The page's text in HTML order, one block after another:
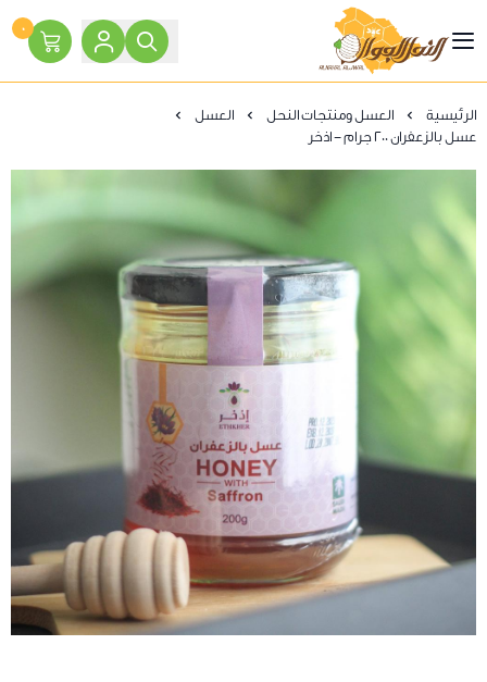
النحل الجوال
٠
الرئيسية العسل ومنتجات النحل
العسل
عسل بالزعفران 200 جرام - اذخر